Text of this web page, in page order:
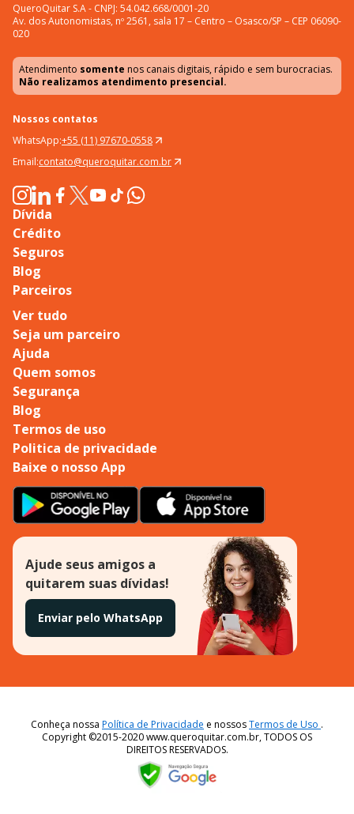
QueroQuitar S.A - CNPJ: 54.042.668/0001-20
Av. dos Autonomistas, nº 2561, sala 17 – Centro – Osasco/SP – CEP 06090-
020
Atendimento somente nos canais digitais, rápido e sem burocracias.
Não realizamos atendimento presencial.
Nossos contatos
WhatsApp:+55 (11) 97670-0558
Email:contato@queroquitar.com.br
Dívida
Crédito
Seguros
Blog
Parceiros
Ver tudo
Seja um parceiro
Ajuda
Quem somos
Segurança
Blog
Termos de uso
Politica de privacidade
Baixe o nosso App
Ajude seus amigos a
quitarem suas dívidas!
Enviar pelo WhatsApp
Conheça nossa Política de Privacidade e nossosTermos de Uso .
Copyright ©2015-2020 www.queroquitar.com.br, TODOS OS
DIREITOS RESERVADOS.